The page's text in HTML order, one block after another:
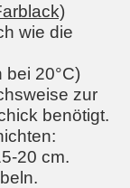
wie die
20°C)
zur
benötigt.
20 cm.